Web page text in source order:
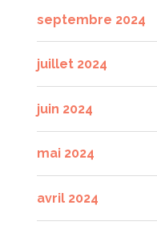
septembre 2024
juillet 2024
juin 2024
mai 2024
avril 2024